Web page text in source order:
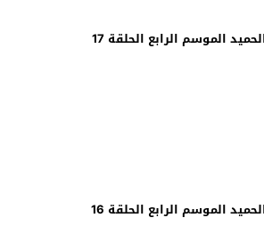
الموسم الرابع الحلقة 17
الموسم الرابع الحلقة 16